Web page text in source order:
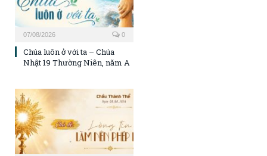
07/08/2026 0
Chúa luôn ở với ta – Chúa
Nhật 19 Thường Niên, năm A